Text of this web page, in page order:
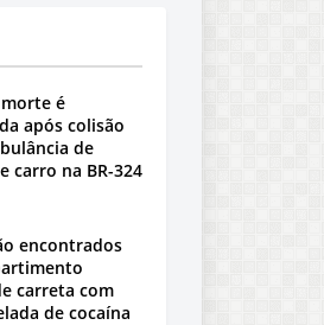
é
após colisão
de
carro na BR-324
encontrados
carreta com
de cocaína